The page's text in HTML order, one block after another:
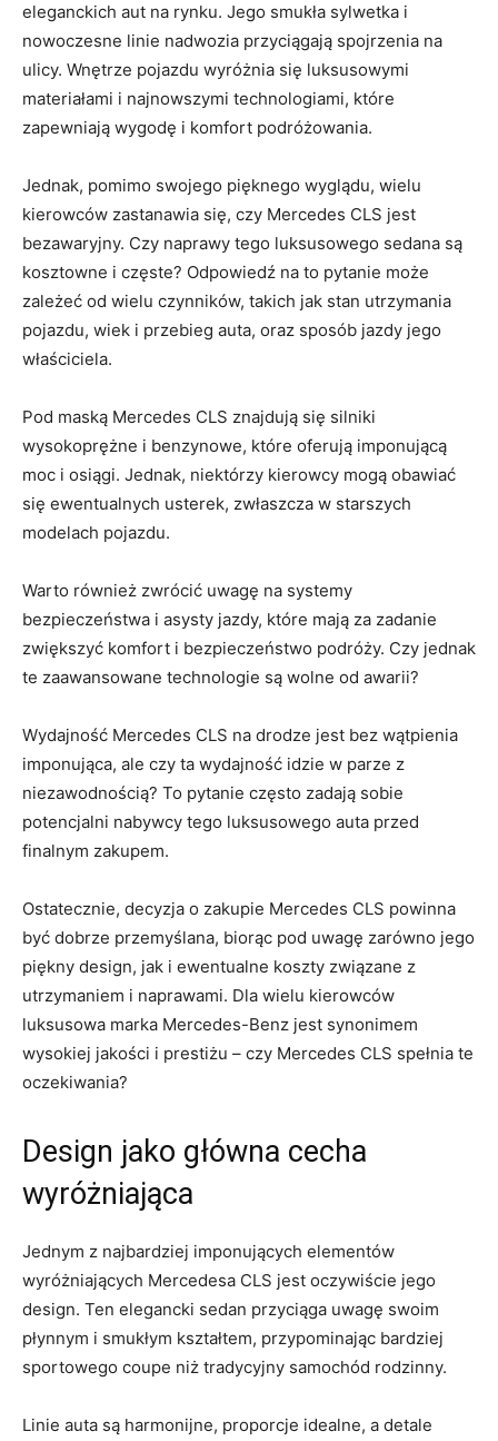
eleganckich aut na​ rynku. Jego smukła sylwetka‍ i‍
nowoczesne⁤ linie nadwozia przyciągają spojrzenia na
ulicy. Wnętrze⁣ pojazdu‌ wyróżnia się luksusowymi
materiałami i najnowszymi‌ technologiami, które
zapewniają wygodę i‌ komfort podróżowania.
Jednak, pomimo swojego pięknego wyglądu, wielu
kierowców zastanawia się, czy‍ Mercedes CLS jest
bezawaryjny.⁤ Czy naprawy tego luksusowego sedana⁤ są
kosztowne i ⁣częste? ‍Odpowiedź na to pytanie może
⁤zależeć⁢ od wielu‌ czynników, takich jak ⁤stan utrzymania
pojazdu, wiek i ‍przebieg auta,⁤ oraz sposób​ jazdy jego ​
właściciela.
Pod maską Mercedes CLS znajdują ⁤się silniki
wysokoprężne‌ i benzynowe, które oferują imponującą
moc i osiągi. Jednak, niektórzy ⁤kierowcy mogą obawiać
‍się ewentualnych usterek, zwłaszcza ​w ⁢starszych
modelach pojazdu.
Warto również zwrócić uwagę⁤ na systemy
bezpieczeństwa‍ i​ asysty jazdy, które mają za zadanie
⁢zwiększyć komfort i bezpieczeństwo podróży. Czy jednak
te zaawansowane technologie‌ są ​wolne od awarii?
Wydajność‌ Mercedes CLS na drodze jest bez⁤ wątpienia⁢
imponująca, ale czy ta wydajność idzie w parze⁣ z
niezawodnością? To pytanie często ⁣zadają sobie
potencjalni nabywcy ⁤tego luksusowego auta przed
finalnym⁢ zakupem.
Ostatecznie, decyzja o zakupie Mercedes CLS‍ powinna
być dobrze przemyślana, biorąc pod uwagę zarówno jego
piękny‍ design, jak i ewentualne koszty związane z
utrzymaniem‍ i naprawami. Dla wielu​ kierowców
luksusowa marka Mercedes-Benz jest synonimem
wysokiej jakości ⁤i prestiżu – czy Mercedes ⁣CLS spełnia te
oczekiwania?
Design ⁢jako ​główna cecha
⁤wyróżniająca
Jednym z najbardziej ‌imponujących elementów
wyróżniających Mercedesa CLS ‌jest oczywiście ⁤jego
design. ⁣Ten elegancki sedan przyciąga uwagę swoim
płynnym‌ i​ smukłym kształtem, przypominając bardziej
sportowego coupe niż tradycyjny samochód⁤ rodzinny.
Linie auta są harmonijne, proporcje idealne, a detale